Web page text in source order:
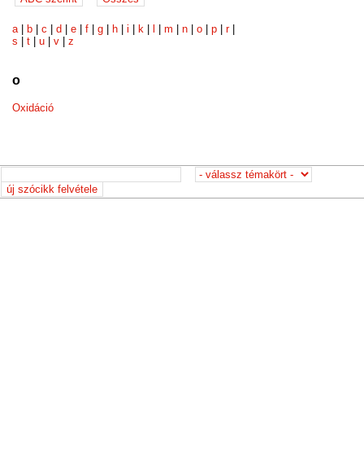
a b |c |d |e |f |g h |i k |m |n |o |p |r|
s |t |u |v |z
o
Oxidáció